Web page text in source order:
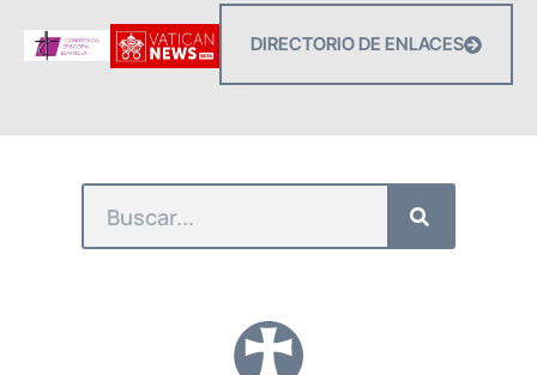
DIRECTORIO DE ENLACES